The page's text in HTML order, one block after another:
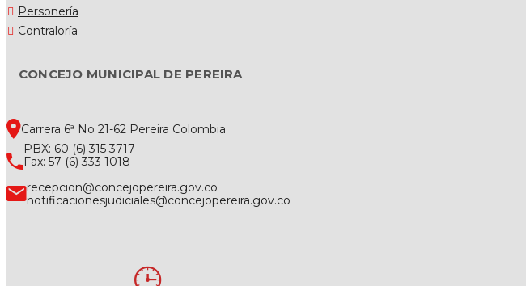
Personería
Contraloría
CONCEJO MUNICIPAL DE PEREIRA
Carrera 6ª No 21-62 Pereira Colombia
PBX: 60 (6) 315 3717
Fax: 57 (6) 333 1018
recepcion@concejopereira.gov.co
notificacionesjudiciales@concejopereira.gov.co